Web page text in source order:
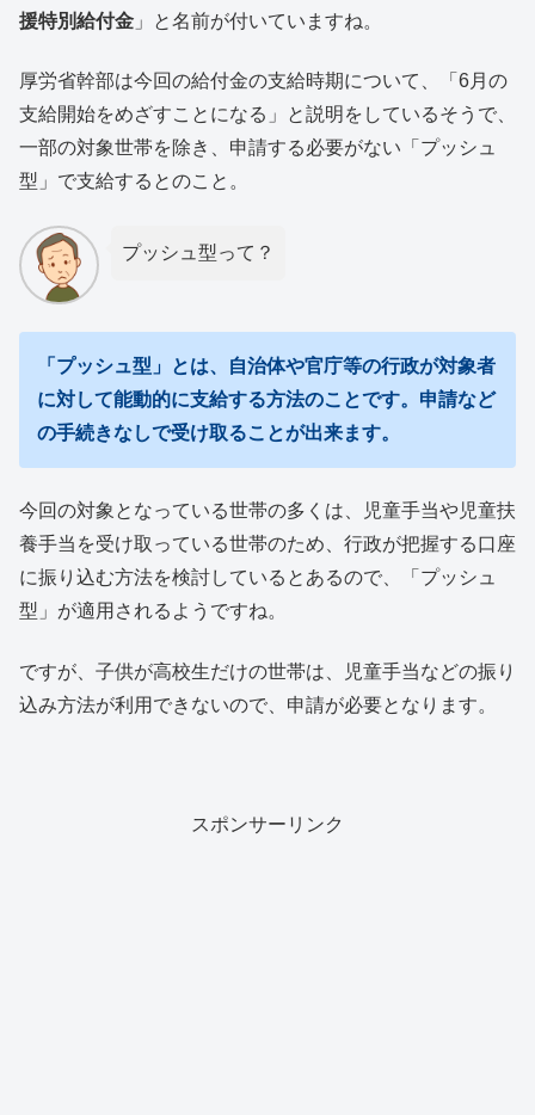
援特別給付金 」と名前が付いていますね。
厚労省幹部は今回の給付金の支給時期について、「6月の
支給開始をめざすことになる」と説明をしているそうで、
一部の対象世帯を除き、申請する必要がない「プッシュ
型」で支給するとのこと。
プッシュ型って？
「プッシュ型」とは、自治体や官庁等の行政が対象者
に対して能動的に支給する方法のことです。申請など
の手続きなしで受け取ることが出来ます。
今回の対象となっている世帯の多くは、児童手当や児童扶
養手当を受け取っている世帯のため、行政が把握する口座
に振り込む方法を検討しているとあるので、「プッシュ
型」が適用されるようですね。
ですが、子供が高校生だけの世帯は、児童手当などの振り
込み方法が利用できないので、申請が必要となります。
スポンサーリンク